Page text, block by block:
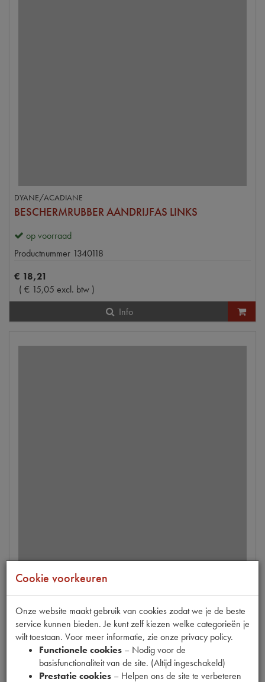
DYANE/ACADIANE
BESCHERMRUBBER AANDRIJFAS LINKS
op voorraad
Productnummer 1340118
€ 18,21
( € 15,05 excl. btw )
Info
2CV
ASHOES WIELZIJDE ENKELE KRUISKOPPELING
op voorraad
Productnummer 1340142
18
€ 18,33excl. btw)
Cookie voorkeuren
Onze website maakt gebruik van cookies zodat we je de beste
service kunnen bieden. Je kunt zelf kiezen welke categorieën je
wilt toestaan. Voor meer informatie, zie onze privacy policy.
Functionele cookies – Nodig voor de
basisfunctionaliteit van de site. (Altijd ingeschakeld)
Prestatie cookies – Helpen ons de site te verbeteren